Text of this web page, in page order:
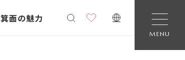
箕面の魅力
JP
MENU